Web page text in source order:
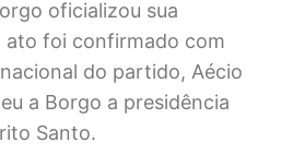
oficializou sua
ato foi confirmado com
do partido, Aécio
a Borgo a presidência
Santo.